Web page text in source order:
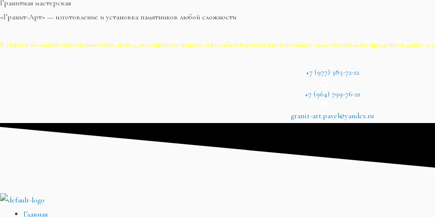
Гранитная мастерская
«Гранит-Арт» — изготовление и установка памятников любой сложности
В связи с большой загруженностью, перед посещением нашего офиса/мастерской/выставочного зала обязательно предупреждайте о
+7 (977) 385-72-12
+7 (964) 799-76-21
granit-art.pavel@yandex.ru
Главная